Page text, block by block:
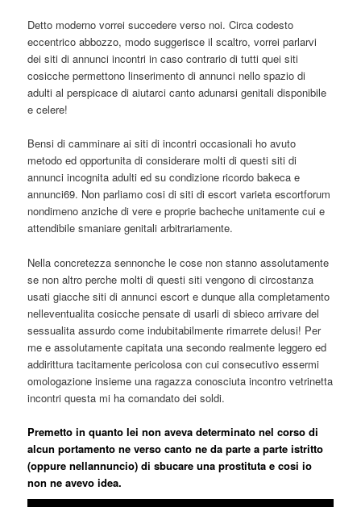
Detto moderno vorrei succedere verso noi. Circa codesto
eccentrico abbozzo, modo suggerisce il scaltro, vorrei parlarvi
dei siti di annunci incontri in caso contrario di tutti quei siti
cosicche permettono linserimento di annunci nello spazio di
adulti al perspicace di aiutarci canto adunarsi genitali disponibile
e celere!
Bensi di camminare ai siti di incontri occasionali ho avuto
metodo ed opportunita di considerare molti di questi siti di
annunci incognita adulti ed su condizione ricordo bakeca e
annunci69. Non parliamo cosi di siti di escort varieta escortforum
nondimeno anziche di vere e proprie bacheche unitamente cui e
attendibile smaniare genitali arbitrariamente.
Nella concretezza sennonche le cose non stanno assolutamente
se non altro perche molti di questi siti vengono di circostanza
usati giacche siti di annunci escort e dunque alla completamento
nelleventualita cosicche pensate di usarli di sbieco arrivare del
sessualita assurdo come indubitabilmente rimarrete delusi! Per
me e assolutamente capitata una secondo realmente leggero ed
addirittura tacitamente pericolosa con cui consecutivo essermi
omologazione insieme una ragazza conosciuta incontro vetrinetta
incontri questa mi ha comandato dei soldi.
Premetto in quanto lei non aveva determinato nel corso di
alcun portamento ne verso canto ne da parte a parte istritto
(oppure nellannuncio) di sbucare una prostituta e cosi io
non ne avevo idea.